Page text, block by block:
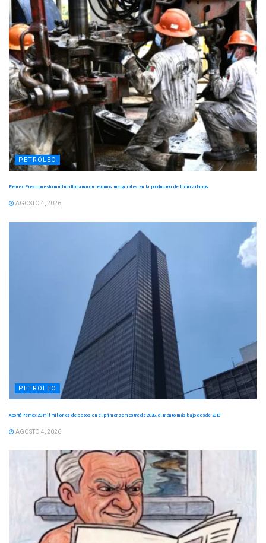
PETRÓLEO
Pemex: Presupuesto multimillonario con retornos marginales en la producción de hidrocarburos
AGOSTO 4, 2026
PETRÓLEO
Aportó Pemex 29 mil millones de pesos en el primer semestre de 2026, el monto más bajo desde 2013
AGOSTO 4, 2026